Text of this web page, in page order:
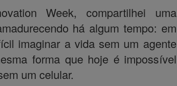
Week, compartilhei uma
há algum tempo: em
imaginar a vida sem um agente
forma que hoje é impossível
um celular.